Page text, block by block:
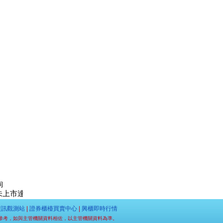
達人>出爐: 第一名 LeeYOYO 未上市股票:昱鐳應材 漲幅:
觀測站 證券櫃檯買賣中心 興櫃即時行情
考，如與主管機關資料相佐，以主管機關資料為準。